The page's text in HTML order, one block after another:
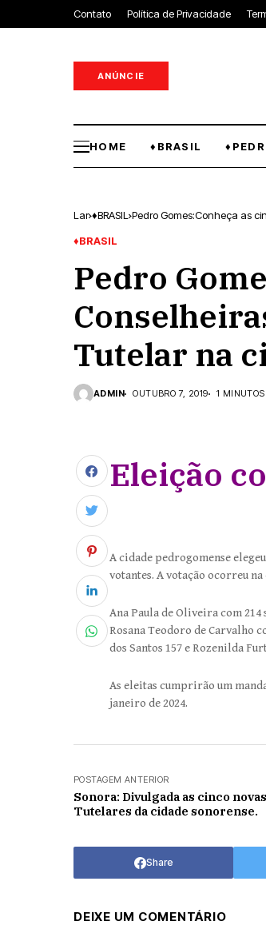
Contato Política de Privacidade
ANÚNCIE
HOME ♦BRASIL
Lar ♦BRASIL Pedro Gomes:Conheça as
♦BRASIL
Pedro
Tutelar na
ADMIN OUTUBRO 7, 2019 1
Eleição
A cidade pedrogomense
votantes. A votação ocorreu
Ana Paula de Oliveira com
Rosana Teodoro de Carvalho
dos Santos 157 e Rozenilda
As eleitas cumprirão um
janeiro de 2024.
POSTAGEM ANTERIOR
Sonora: Divulgada as cinco
Tutelares da cidade sonorense.
Share
DEIXE UM COMENTÁRIO